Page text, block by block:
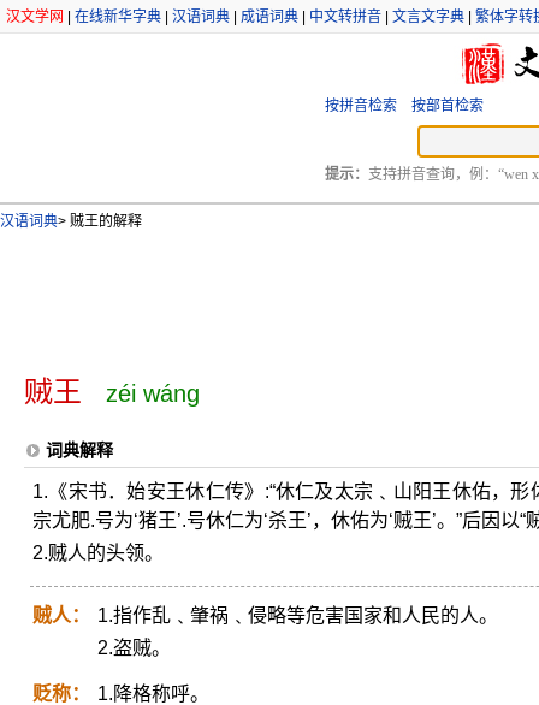
汉文学网 在线新华字典 汉语词典 成语词典 中文转拼音 文言文字典 繁体字转
按拼音检索 按部首检索
提示： 支持拼音查询，例：“wen
汉语词典> 贼王的解释
贼王 zéi wáng
词典解释
1.《宋书．始安王休仁传》:“休仁及太宗﹑山阳王休佑，
宗尤肥.号为‘猪王’.号休仁为‘杀王’，休佑为‘贼王’。”后因以
2.贼人的头领。
贼人：
1.指作乱﹑肇祸﹑侵略等危害国家和人民的人。
2.盗贼。
贬称：
1.降格称呼。